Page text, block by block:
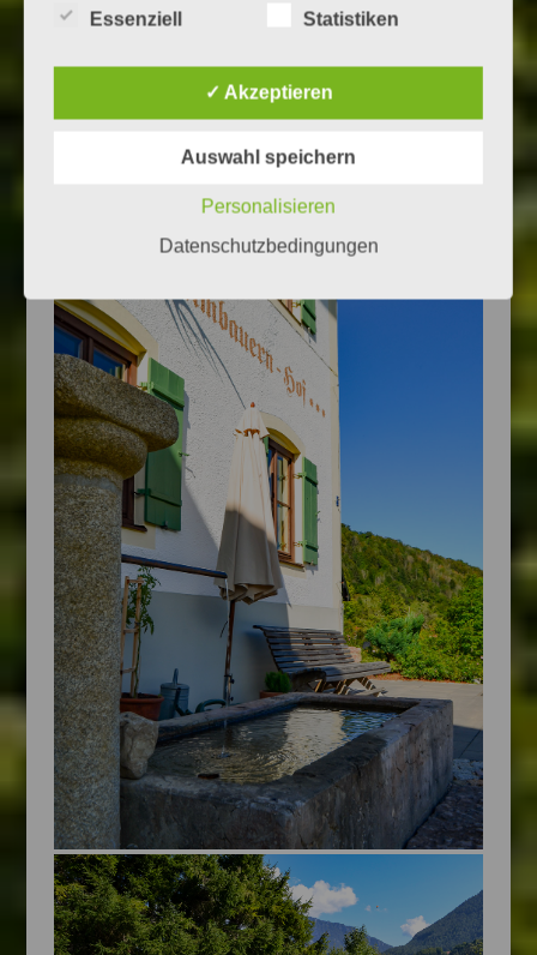
Essenziell Statistiken
✓ Akzeptieren
Auswahl speichern
Personalisieren
Datenschutzbedingungen